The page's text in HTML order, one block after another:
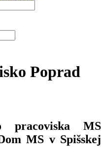
Poprad
pracoviska MS
MS v Spišskej